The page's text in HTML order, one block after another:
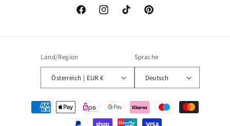
FacebookInstagramTikTok Pinterest
Land/Region
Österreich | EUR €
Sprache
Deutsch
Zahlungsmethoden